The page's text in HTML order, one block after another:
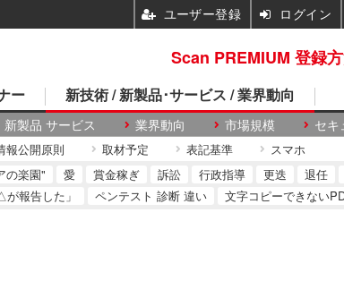
ー 新技術 / 新製品･サービス / 業界動向
新製品 サービス 業界動向 市場規模 セキ
報公開原則 取材予定 表記基準 スマホ
の楽園" 愛 賞金稼ぎ 訴訟 行政指導 更迭 退任
報告した」
ペンテスト 診断 違い 文字コピーできない
Scan PREMIUM 登録
ユーザー登録 ログイン